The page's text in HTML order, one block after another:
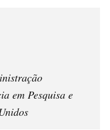
em Pesquisa e